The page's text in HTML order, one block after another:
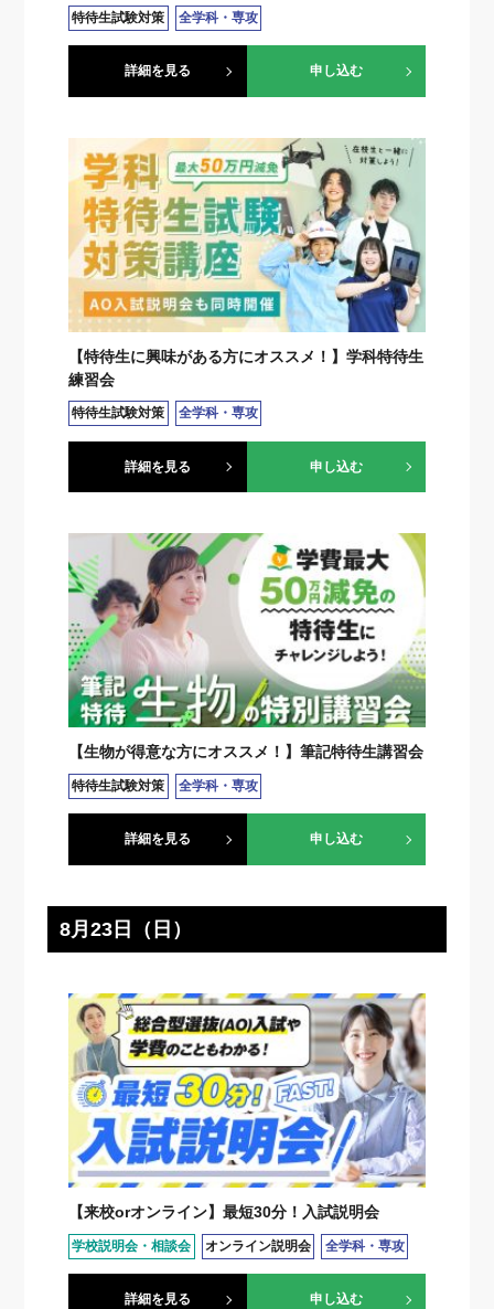
特待生試験対策 全学科・専攻
詳細を見る 申し込む
【特待生に興味がある方にオススメ！】学科特待生
練習会
特待生試験対策 全学科・専攻
詳細を見る 申し込む
【生物が得意な方にオススメ！】筆記特待生講習会
特待生試験対策 全学科・専攻
詳細を見る 申し込む
8月23日（日）
【来校orオンライン】最短30分！入試説明会
学校説明会・相談会 オンライン説明会 全学科・専攻
詳細を見る 申し込む